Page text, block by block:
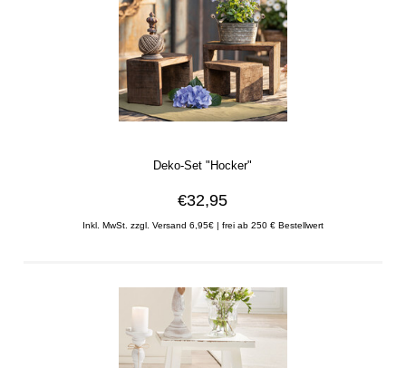
Deko-Set "Hocker"
€32,95
Inkl. MwSt. zzgl. Versand 6,95€ | frei ab 250 € Bestellwert